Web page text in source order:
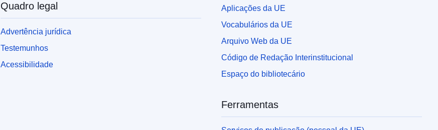
Quadro legal
Advertência jurídica
Testemunhos
Acessibilidade
Aplicações da UE
Vocabulários da UE
Arquivo Web da UE
Código de Redação Interinstitucional
Espaço do bibliotecário
Ferramentas